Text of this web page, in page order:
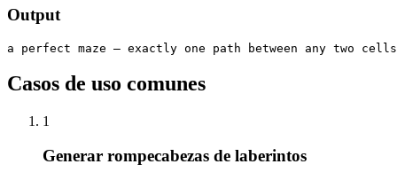
Output
a perfect maze — exactly one path between any two cells
Casos de uso comunes
1
Generar rompecabezas de laberintos